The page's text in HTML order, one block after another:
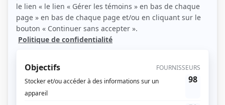
L'âme soeur( Albertine Laprise)
À plein temps(Françoise Adams )
Les girouettes(Manon Leclerc-Paradis)
Quinze ans plus tard(Carmen Michaud
Quelle famille!(Louise Brodeur
Cré Basile Rôle inconnu)
Le bonheur des autres